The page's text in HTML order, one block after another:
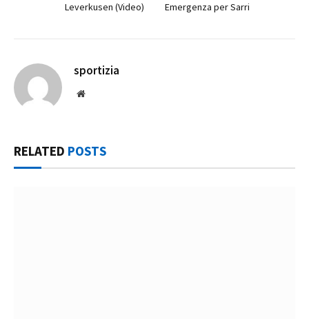
Leverkusen (Video)
Emergenza per Sarri
sportizia
Website
RELATED POSTS